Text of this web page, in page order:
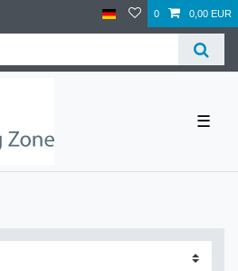
0 0,00 EUR
☰